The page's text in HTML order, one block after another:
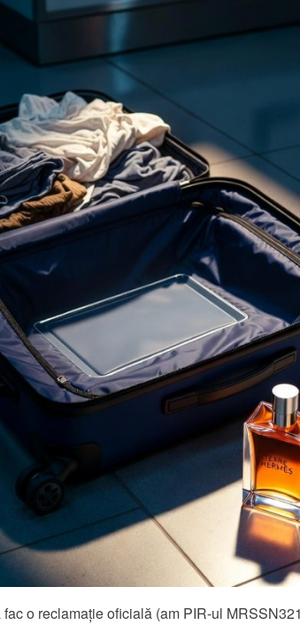
o reclamație oficială (am PIR-ul